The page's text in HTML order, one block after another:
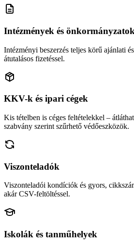
Intézmények és önkormányzatok
Intézményi beszerzés teljes körű ajánlati
átutalásos fizetéssel.
KKV-k és ipari cégek
Kis tételben is céges feltételekkel –
szabvány szerint szűrhető védőeszközök.
Viszonteladók
Viszonteladói kondíciók és gyors,
akár CSV-feltöltéssel.
Iskolák és tanműhelyek